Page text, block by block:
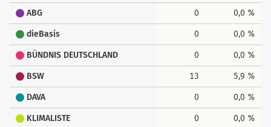
ABG 0 0,0 %
dieBasis 0 0,0 %
BÜNDNIS DEUTSCHLAND 0 0,0 %
BSW 13 5,9 %
DAVA 0 0,0 %
KLIMALISTE 0 0,0 %